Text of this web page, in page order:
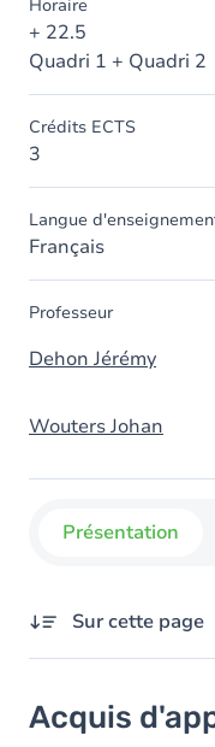
Horaire
+ 22.5
Quadri 1 + Quadri 2
Crédits ECTS
3
Langue
Français
Professeur
Dehon Jérémy
Wouters Johan
Présentation
Sur cette page
Objectifs
Acquis